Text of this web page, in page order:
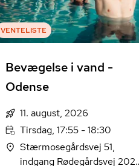
VENTELISTE
Bevægelse i vand -
Odense
11. august, 2026
Tirsdag, 17:55 - 18:30
Stærmosegårdsvej 51,
indgang Rødegårdsvej 202,